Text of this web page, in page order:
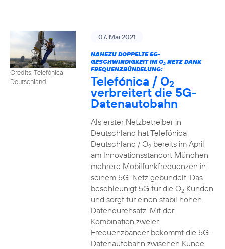
Credits: Telefónica
Deutschland
07. Mai 2021
NAHEZU DOPPELTE 5G-
GESCHWINDIGKEIT IM O2NETZ DANK
FREQUENZBÜNDELUNG:
Telefónica / O2
verbreitert die 5G-
Datenautobahn
Als erster Netzbetreiber in
Deutschland hat Telefónica
Deutschland / O2bereits im April
am Innovationsstandort München
mehrere Mobilfunkfrequenzen in
seinem 5G-Netz gebündelt. Das
beschleunigt 5G für die O2Kunden
und sorgt für einen stabil hohen
Datendurchsatz. Mit der
Kombination zweier
Frequenzbänder bekommt die 5G-
Datenautobahn zwischen Kunde